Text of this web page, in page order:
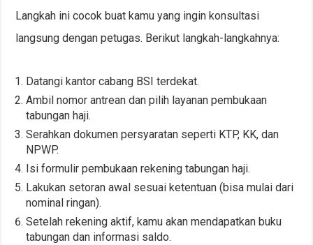
Langkah ini cocok buat kamu yang ingin konsultasi
langsung dengan petugas. Berikut langkah-langkahnya:
Datangi kantor cabang BSI terdekat.
Ambil nomor antrean dan pilih layanan pembukaan
tabungan haji.
Serahkan dokumen persyaratan seperti KTP, KK, dan
NPWP.
Isi formulir pembukaan rekening tabungan haji.
Lakukan setoran awal sesuai ketentuan (bisa mulai dari
nominal ringan).
Setelah rekening aktif, kamu akan mendapatkan buku
tabungan dan informasi saldo.